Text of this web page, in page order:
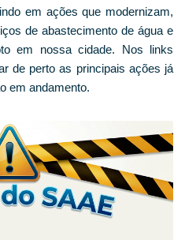
em ações que modernizam,
de abastecimento de água e
em nossa cidade. Nos links
de perto as principais ações já
em andamento.